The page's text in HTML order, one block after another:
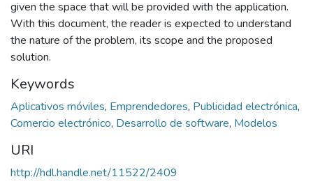
given the space that will be provided with the application.
With this document, the reader is expected to understand
the nature of the problem, its scope and the proposed
solution.
Keywords
Aplicativos móviles, Emprendedores, Publicidad electrónica,
Comercio electrónico, Desarrollo de software, Modelos
URI
http://hdl.handle.net/11522/2409